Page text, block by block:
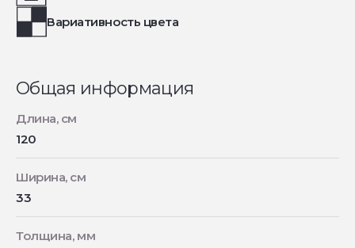
Вариативность цвета
Общая информация
Длина, см
120
Ширина, см
33
Толщина, мм